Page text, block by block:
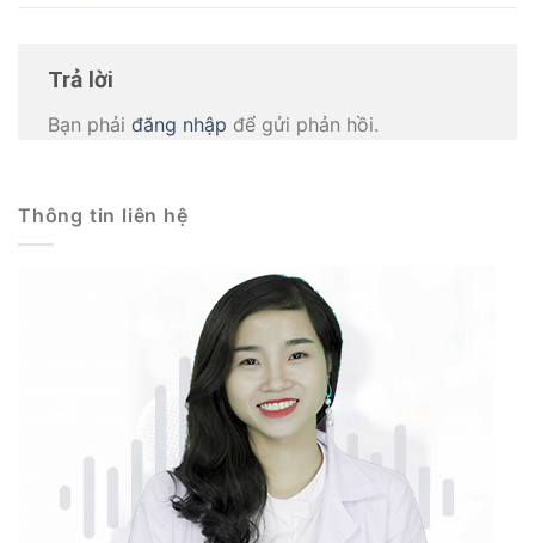
Trả lời
Bạn phải đăng nhập để gửi phản hồi.
Thông tin liên hệ